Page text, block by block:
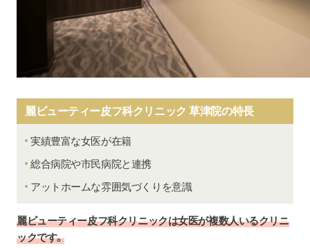
麗ビューティー皮フ科クリニック 草津院の特長
実績豊富な女医が在籍
総合病院や市民病院と連携
アットホームな雰囲気づくりを意識
麗ビューティー皮フ科クリニックは女医が複数人いるクリニ
ックです。